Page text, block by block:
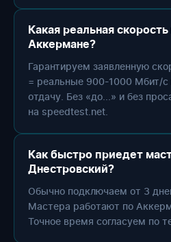
Какая реальная
Аккермане?
Гарантируем заявленную
= реальные 900-1000 Мбит/с
отдачу. Без «до...» и без
на speedtest.net.
Как быстро приедет
Днестровский?
Обычно подключаем от 3
Мастера работают по
Точное время согласуем по